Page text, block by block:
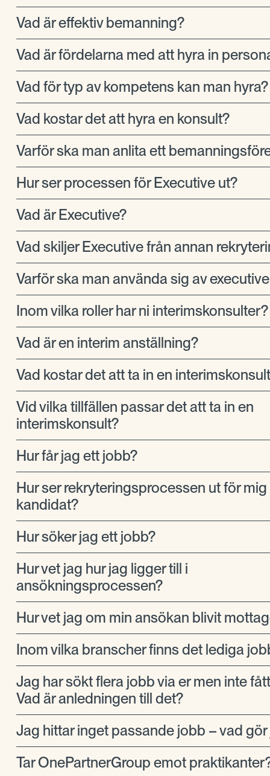
Vad är effektiv bemanning?
Vad är fördelarna med att hyra in
Vad för typ av kompetens kan man hyra?
Vad kostar det att hyra en konsult?
Varför ska man anlita ett
Hur ser processen för Executive ut?
Vad är Executive?
Vad skiljer Executive från annan
Varför ska man använda sig av
Inom vilka roller har ni interimskonsulter?
Vad är en interim anställning?
Vad kostar det att ta in en
Vid vilka tillfällen passar det att ta in en
interimskonsult?
Hur får jag ett jobb?
Hur ser rekryteringsprocessen ut för
kandidat?
Hur söker jag ett jobb?
Hur vet jag hur jag ligger till i
ansökningsprocessen?
Hur vet jag om min ansökan blivit
Inom vilka branscher finns det lediga
Jag har sökt flera jobb via er men inte
Vad är anledningen till det?
Jag hittar inget passande jobb – vad gör
Tar OnePartnerGroup emot